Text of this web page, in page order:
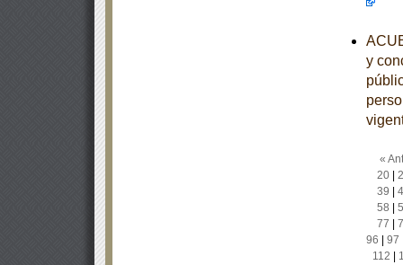
y
«
20|
39
58
77
96
97
112